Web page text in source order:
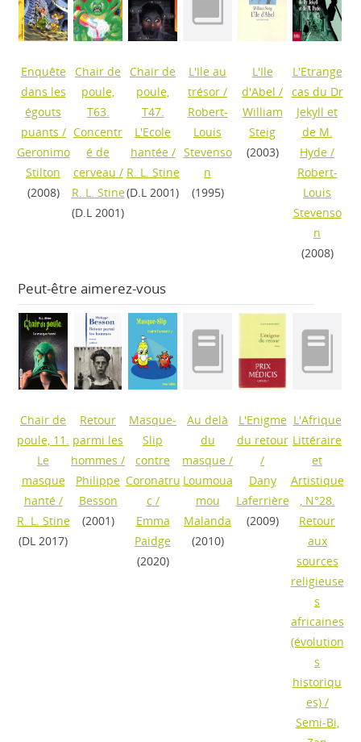
Enquête
dans les
égouts
puants /
Geronimo
Stilton
(2008)
Chair de
poule,
T63.
Concentr
é de
cerveau /
R. L. Stine
(D.L 2001)
Chair de
poule,
T47.
L'Ecole
hantée/
R. L. Stine
(D.L 2001)
L'Ile au
trésor /
Robert-
Louis
Stevenso
n
(1995)
L'Ile
d'Abel /
William
Steig
(2003)
L'Etrange
cas du Dr
Jekyll et
de M.
Hyde /
Robert-
Louis
Stevenso
n
(2008)
Peut-être aimerez-vous
Chair de
poule, 11.
Le
masque
hanté/
R. L. Stine
(DL 2017)
Retour
parmi les
hommes /
Philippe
Besson
(2001)
Masque-
Slip
contre
Coronatru
c /
Emma
Paidge
(2020)
Au delà
du
masque /
Loumoua
mou
Malanda
(2010)
L'Enigme
du retour
/
Dany
Laferrière
(2009)
L'Afrique
Littéraire
et
Artistique
, N°28.
Retour
aux
sources
religieuse
s
africaines
(évolution
s
historiqu
es)/
Semi-Bi,